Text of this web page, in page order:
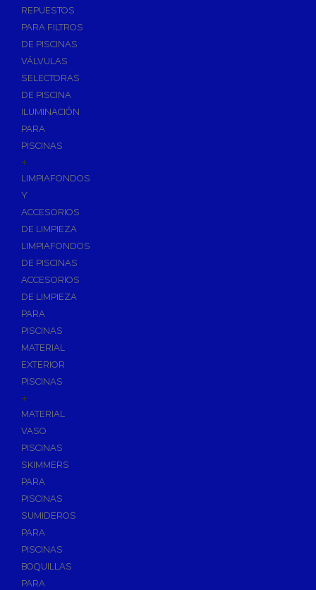
REPUESTOS
PARA FILTROS
DE PISCINAS
VÁLVULAS
SELECTORAS
DE PISCINA
ILUMINACIÓN
PARA
PISCINAS
+
LIMPIAFONDOS
Y
ACCESORIOS
DE LIMPIEZA
LIMPIAFONDOS
DE PISCINAS
ACCESORIOS
DE LIMPIEZA
PARA
PISCINAS
MATERIAL
EXTERIOR
PISCINAS
+
MATERIAL
VASO
PISCINAS
SKIMMERS
PARA
PISCINAS
SUMIDEROS
PARA
PISCINAS
BOQUILLAS
PARA